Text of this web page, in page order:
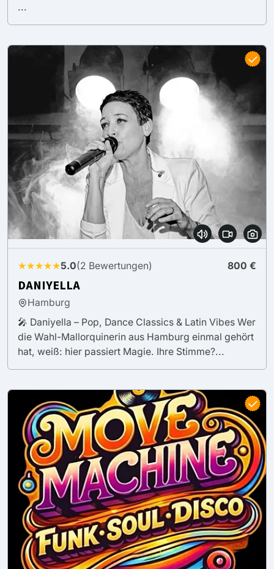
...
★★★★★5.0(2 Bewertungen) 800 €
DANIYELLA
Hamburg
🎤 Daniyella – Pop, Dance Classics & Latin Vibes Wer
die Wahl-Mallorquinerin aus Hamburg einmal gehört
hat, weiß: hier passiert Magie. Ihre Stimme?...